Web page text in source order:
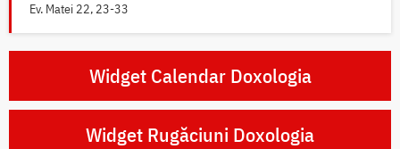
Ev. Matei 22, 23-33
Widget Calendar Doxologia
Widget Rugăciuni Doxologia